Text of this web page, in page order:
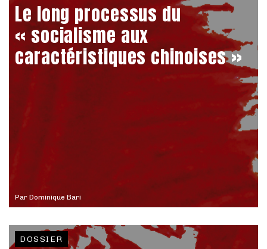
Par Dominique Bari
Le long processus du
« socialisme aux
caractéristiques chinoises »
DOSSIER